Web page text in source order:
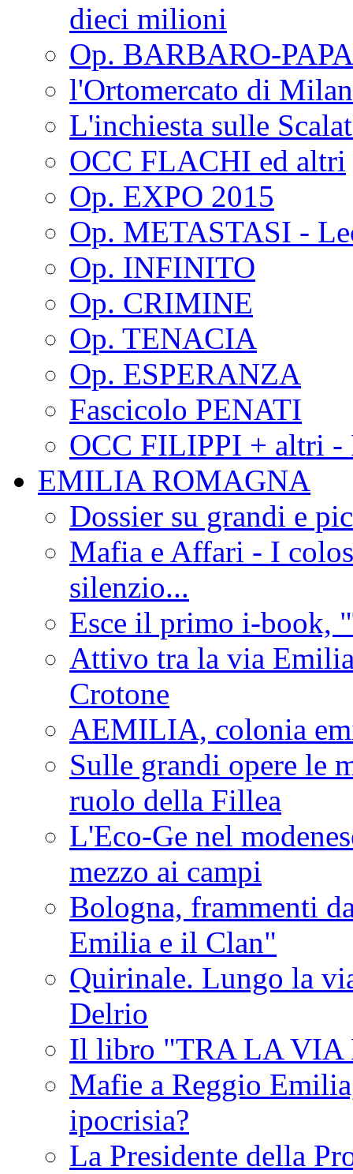
dieci milioni
Op. BARBARO-
l'Ortomercato di
L'inchiesta sulle
OCC FLACHI ed altri
Op. EXPO 2015
Op. METASTASI -
Op. INFINITO
Op. CRIMINE
Op. TENACIA
Op. ESPERANZA
Fascicolo PENATI
OCC FILIPPI + altri -
EMILIA ROMAGNA
Dossier su grandi e
Mafia e Affari - I
silenzio...
Esce il primo i-book,
Attivo tra la via
Crotone
AEMILIA, colonia
Sulle grandi opere le
ruolo della Fillea
L'Eco-Ge nel
mezzo ai campi
Bologna, frammenti
Emilia e il Clan"
Quirinale. Lungo la
Delrio
Il libro "TRA LA
Mafie a Reggio
ipocrisia?
La Presidente della